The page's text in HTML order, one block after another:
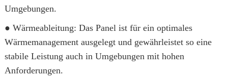
Umgebungen.
● Wärmeableitung: Das Panel ist für ein optimales
Wärmemanagement ausgelegt und gewährleistet so eine
stabile Leistung auch in Umgebungen mit hohen
Anforderungen.